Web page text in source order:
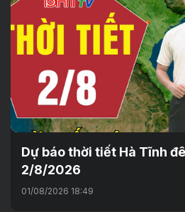
Dự báo thời tiết Hà Tĩnh
2/8/2026
01/08/2026 18:49